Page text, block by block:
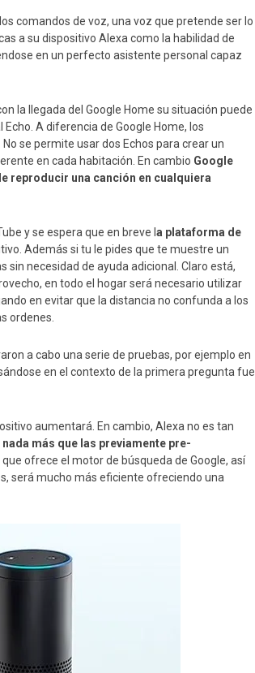
comandos de voz, una voz que pretende ser lo
a su dispositivo Alexa como la habilidad de
en un perfecto asistente personal capaz
la llegada del Google Home su situación puede
A diferencia de Google Home, los
se permite usar dos Echos para crear un
en cada habitación. En cambio Google
reproducir una canción en cualquiera
y se espera que en breve l a plataforma de
Además si tu le pides que te muestre un
necesidad de ayuda adicional. Claro está,
en todo el hogar será necesario utilizar
en evitar que la distancia no confunda a los
ordenes.
a cabo una serie de pruebas, por ejemplo en
en el contexto de la primera pregunta fue
aumentará. En cambio, Alexa no es tan
más que las previamente pre-
ofrece el motor de búsqueda de Google, así
será mucho más eficiente ofreciendo una